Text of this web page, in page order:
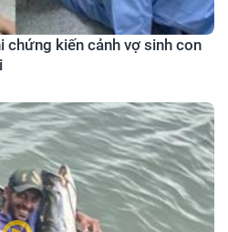
chứng kiến cảnh vợ sinh con